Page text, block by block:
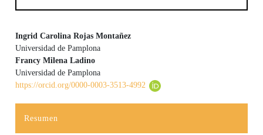
Contenido principal del artículo
Ingrid Carolina Rojas Montañez
Universidad de Pamplona
Francy Milena Ladino
Universidad de Pamplona
https://orcid.org/0000-0003-3513-4992
Resumen